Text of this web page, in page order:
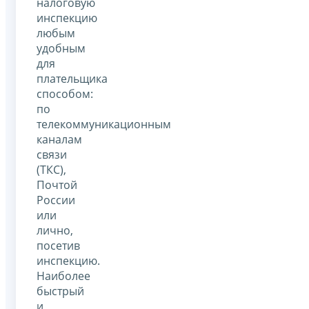
инспекцию
любым
удобным
для
плательщика
способом:
по
телекоммуникационным
каналам
связи
(ТКС),
Почтой
России
или
лично,
посетив
инспекцию.
Наиболее
быстрый